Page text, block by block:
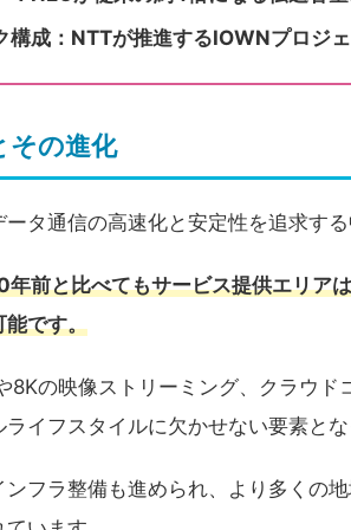
構成：NTTが推進するIOWNプロジ
その進化
タ通信の高速化と安定性を追求す
年前と比べてもサービス提供エリア
能です。
8Kの映像ストリーミング、クラウ
イフスタイルに欠かせない要素とな
フラ整備も進められ、より多くの